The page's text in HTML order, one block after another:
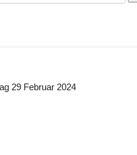
29 Februar 2024